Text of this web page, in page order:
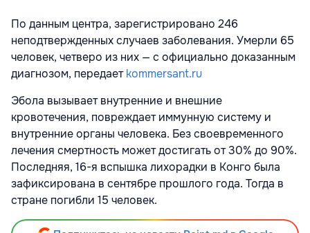
По данным центра, зарегистрировано 246
неподтвержденных случаев заболевания. Умерли 65
человек, четверо из них — с официально доказанным
диагнозом, передаетkommersant.ru
Эбола вызывает внутренние и внешние
кровотечения, повреждает иммунную систему и
внутренние органы человека. Без своевременного
лечения смертность может достигать от 30% до 90%.
Последняя, 16-я вспышка лихорадки в Конго была
зафиксирована в сентябре прошлого года. Тогда в
стране погибли 15 человек.